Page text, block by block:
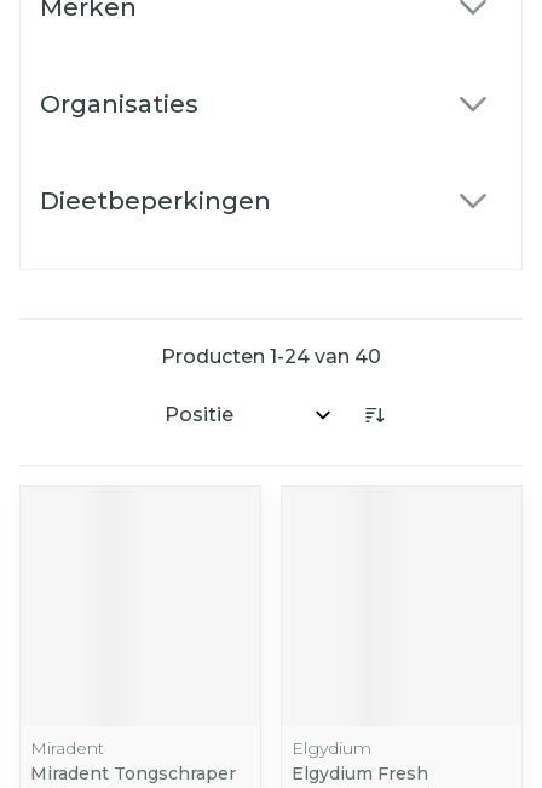
Merken
Organisaties
Dieetbeperkingen
Producten 1-24 van 40
Sorteer op:
Miradent
Miradent Tongschraper
Elgydium
Elgydium Fresh